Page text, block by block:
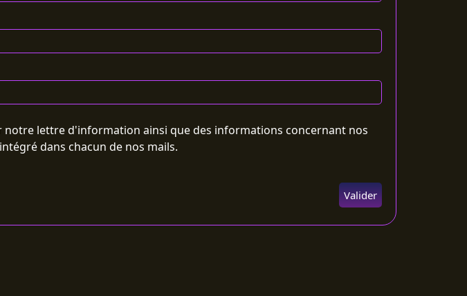
lettre d'information ainsi que des informations concernant nos
dans chacun de nos mails.